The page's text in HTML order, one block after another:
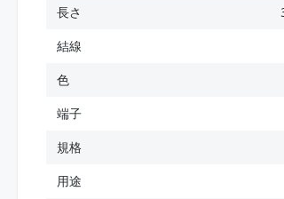
長さ
結線
色
端子
規格
用途